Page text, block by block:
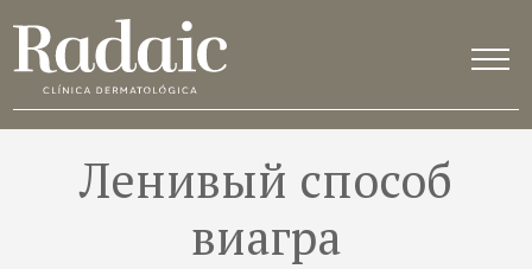
Ленивый способ
виагра